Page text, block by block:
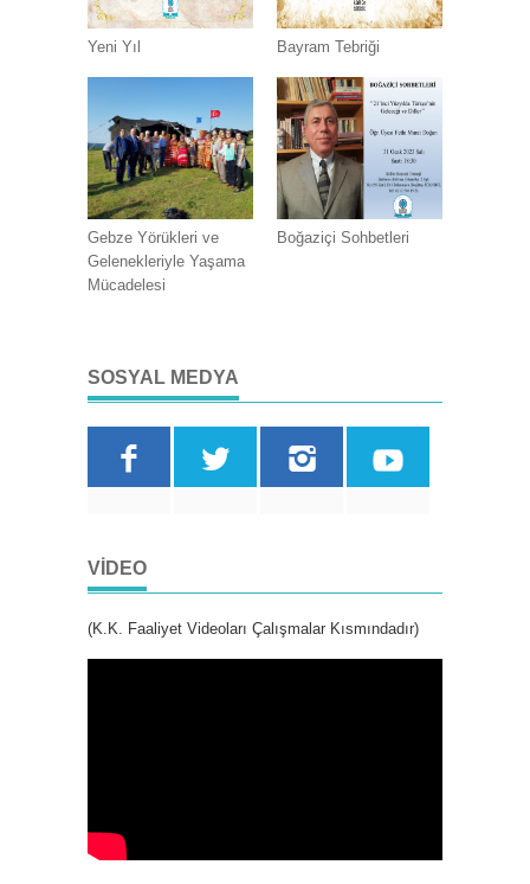
Yeni Yıl Bayram Tebriği
Gebze Yörükleri ve
Gelenekleriyle Yaşama
Mücadelesi
Boğaziçi Sohbetleri
SOSYAL MEDYA
VIDEO
(K.K. Faaliyet Videoları Çalışmalar Kısmındadır)